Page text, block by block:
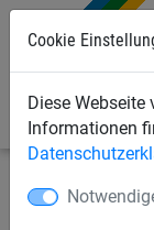
Cookie
Diese Webseite
Informationen
Sportnetze